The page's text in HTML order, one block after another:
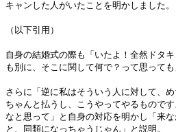
キャンした人がいたことを明かしました。
（以下引用）
自身の結婚式の際も「いたよ！全然ドタ
も別に、そこに関して何で？って思っても
さらに「逆に私はそういう人に対して、
ちゃんと払うし、こうやってやるもので
なと思って」と自身の対応を明かし「来
と、同類になっちゃうじゃん」と説明。